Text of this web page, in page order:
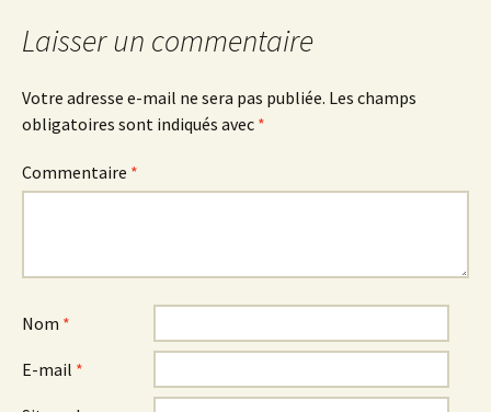
Laisser un commentaire
Votre adresse e-mail ne sera pas publiée. Les champs
obligatoires sont indiqués avec *
Commentaire *
Nom *
E-mail *